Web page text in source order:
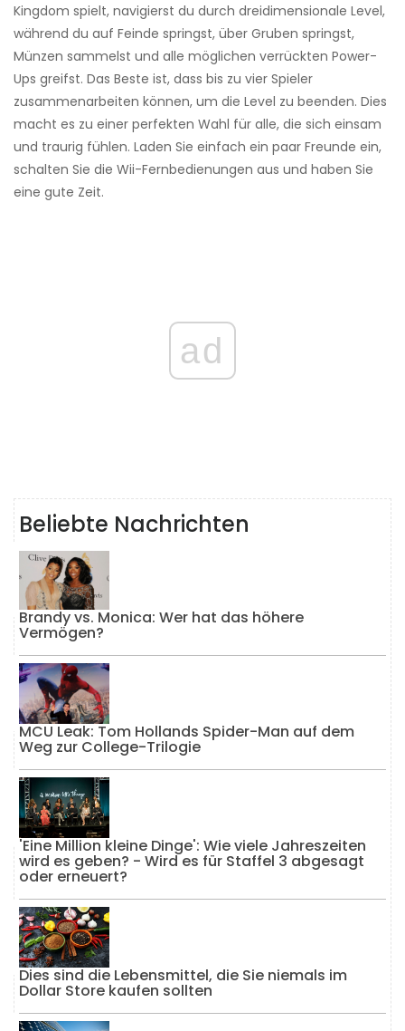
Kingdom spielt, navigierst du durch dreidimensionale Level,
während du auf Feinde springst, über Gruben springst,
Münzen sammelst und alle möglichen verrückten Power-
Ups greifst. Das Beste ist, dass bis zu vier Spieler
zusammenarbeiten können, um die Level zu beenden. Dies
macht es zu einer perfekten Wahl für alle, die sich einsam
und traurig fühlen. Laden Sie einfach ein paar Freunde ein,
schalten Sie die Wii-Fernbedienungen aus und haben Sie
eine gute Zeit.
ad
Beliebte Nachrichten
Brandy vs. Monica: Wer hat das höhere
Vermögen?
MCU Leak: Tom Hollands Spider-Man auf dem
Weg zur College-Trilogie
'Eine Million kleine Dinge': Wie viele Jahreszeiten
wird es geben? - Wird es für Staffel 3 abgesagt
oder erneuert?
Dies sind die Lebensmittel, die Sie niemals im
Dollar Store kaufen sollten